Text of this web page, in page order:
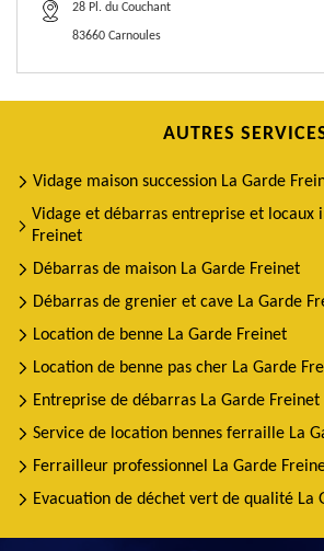
28 Pl. du Couchant
83660 Carnoules
AUTRES
Vidage maison succession La Garde
Vidage et débarras entreprise et locaux
Freinet
Débarras de maison La Garde Freinet
Débarras de grenier et cave La Garde
Location de benne La Garde Freinet
Location de benne pas cher La Garde
Entreprise de débarras La Garde Freinet
Service de location bennes ferraille La
Ferrailleur professionnel La Garde
Evacuation de déchet vert de qualité La